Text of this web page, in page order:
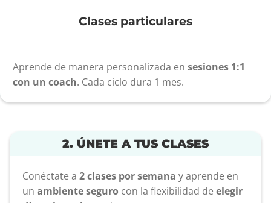
Clases particulares
Aprende de manera personalizada en sesiones 1:1
con un coach. Cada ciclo dura 1 mes.
2. ÚNETE A TUS CLASES
Conéctate a 2 clases por semana y aprende en
un ambiente seguro con la flexibilidad de elegir